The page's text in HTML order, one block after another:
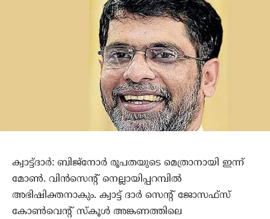
ക്വാട്ട്ദാര്‍: ബിജ്‌നോര്‍ രൂപതയുടെ മെത്രാനായി ഇന്ന്
മോണ്‍. വിന്‍സെന്റ് നെല്ലായിപ്പറമ്പില്‍
അഭിഷിക്തനാകും. ക്വാട്ട് ദാര്‍ സെന്റ് ജോസഫ്‌സ്
കോണ്‍വെന്റ് സ്‌കൂള്‍ അങ്കണത്തിലെ